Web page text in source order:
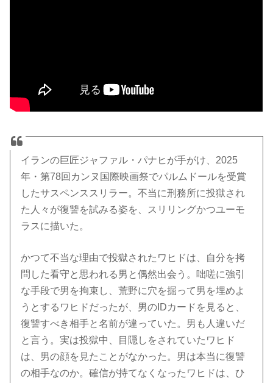
イランの巨匠ジャファル・パナヒが手がけ、2025
年・第78回カンヌ国際映画祭でパルムドールを受賞
したサスペンススリラー。不当に刑務所に投獄され
た人々が復讐を試みる姿を、スリリングかつユーモ
ラスに描いた。
かつて不当な理由で投獄されたワヒドは、自分を拷
問した看守と思われる男と偶然出会う。咄嗟に強引
な手段で男を拘束し、荒野に穴を掘って男を埋めよ
うとするワヒドだったが、男のIDカードを見ると、
復讐すべき相手と名前が違っていた。男も人違いだ
と言う。実は投獄中、目隠しをされていたワヒド
は、男の顔を見たことがなかった。男は本当に復讐
の相手なのか。確信が持てなくなったワヒドは、ひ